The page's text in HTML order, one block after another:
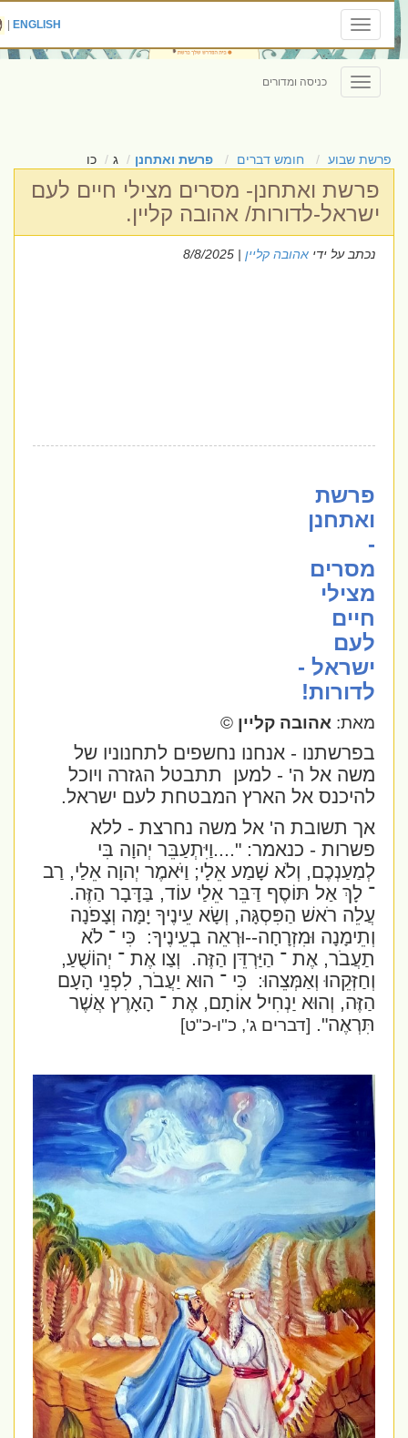
Toggle
navigation
ENGLISH
|
Toggle
navigation
כניסה ומדורים
פרשת שבוע חומש דברים פרשת ואתחנן ג כו
פרשת ואתחנן- מסרים מצילי חיים לעם
ישראל-לדורות/ אהובה קליין.
נכתב על ידיאהובה קליין| 8/8/2025
פרשת
ואתחנן
מסרים
מצילי
חיים
לעם
ישראל -
לדורות!
מאת:אהובה קליין©
בפרשתנו - אנחנו נחשפים לתחנוניו של
משה אל ה' - למען תתבטל הגזרה ויוכל
להיכנס אל הארץ המבטחת לעם ישראל.
אך תשובת ה' אל משה נחרצת - ללא
פשרות - כנאמר:"....וַיִּתְעַבֵּר יְהוָה בִּי
לְמַעַנְכֶם, וְלֹא שָׁמַע אֵלָי; וַיֹּאמֶר יְהוָה אֵלַי, רַב
־ לָךְ אַל תּוֹסֶף דַּבֵּר אֵלַי עוֹד, בַּדָּבָר הַזֶּה.
עֲלֵה רֹאשׁ הַפִּסְגָּה, וְשָׂא עֵינֶיךָ יָמָּה וְצָפֹנָה
וְתֵימָנָה וּמִזְרָחָה--וּרְאֵה בְעֵינֶיךָ: כִּי ־ לֹא
תַעֲבֹר, אֶת ־ הַיַּרְדֵּן הַזֶּה. וְצַו אֶת ־ יְהוֹשֻׁעַ,
וְחַזְּקֵהוּ וְאַמְּצֵהוּ: כִּי ־ הוּא יַעֲבֹר, לִפְנֵי הָעָם
הַזֶּה, וְהוּא יַנְחִיל אוֹתָם, אֶת ־ הָאָרֶץ אֲשֶׁר
תִּרְאֶה". [דברים ג', כ"ו-כ"ט]